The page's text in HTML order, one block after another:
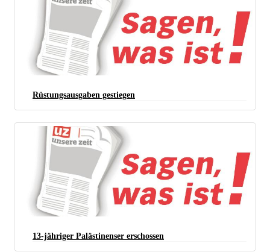
Rüstungsausgaben gestiegen
13-jähriger Palästinenser erschossen